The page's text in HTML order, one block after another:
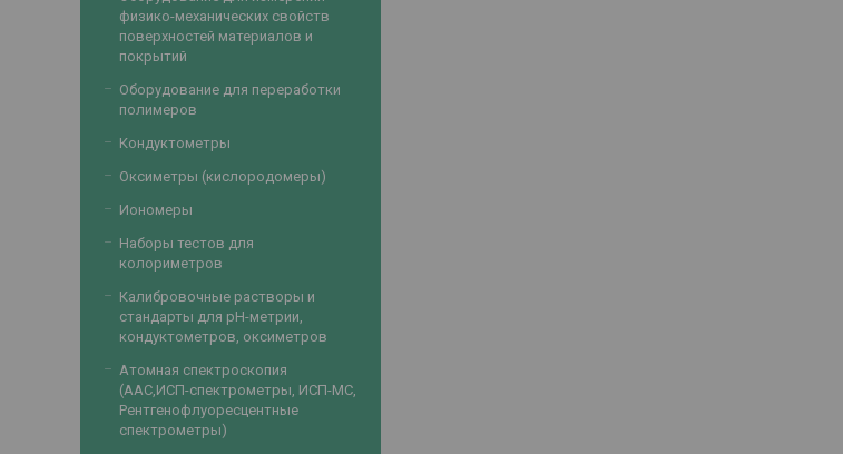
физико-механических свойств
поверхностей материалов и
покрытий
Оборудование для переработки
полимеров
Кондуктометры
Оксиметры (кислородомеры)
Иономеры
Наборы тестов для
колориметров
Калибровочные растворы и
стандарты для рН-метрии,
кондуктометров, оксиметров
Атомная спектроскопия
(ААС,ИСП-спектрометры, ИСП-МС,
Рентгенофлуоресцентные
спектрометры)